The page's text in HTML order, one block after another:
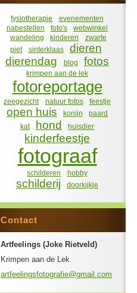
fysiotherapie
evenementen
nabestellen
foto's
webwinkel
wandeling
kinderen
zwarte
piet
sinterklaas
dieren
dierendag
blog fotos
krimpen aan de lek
fotoreportage
zeegezicht natuur fotos feestje
open huis konijn
paard
kat
hond huisdier
kinderfeestje
fotograaf
schilderen hobby
schilderij doorkijkje
Contact
Artfeelings (Joke Rietveld)
Krimpen aan de Lek
artfeelingsfotografie@gmail.com